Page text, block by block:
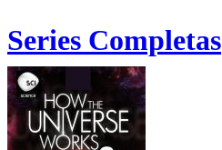
Series Completas